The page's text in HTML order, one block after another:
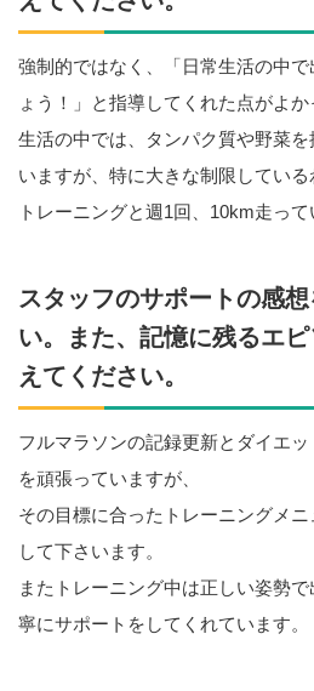
強制的ではなく、「日常生活の中
ょう！」と指導してくれた点がよか
生活の中では、タンパク質や野菜
いますが、特に大きな制限している
トレーニングと週1回、10km走って
スタッフのサポートの感
い。また、記憶に残るエ
えてください。
フルマラソンの記録更新とダイエ
を頑張っていますが、
その目標に合ったトレーニングメ
して下さいます。
またトレーニング中は正しい姿勢
寧にサポートをしてくれています。